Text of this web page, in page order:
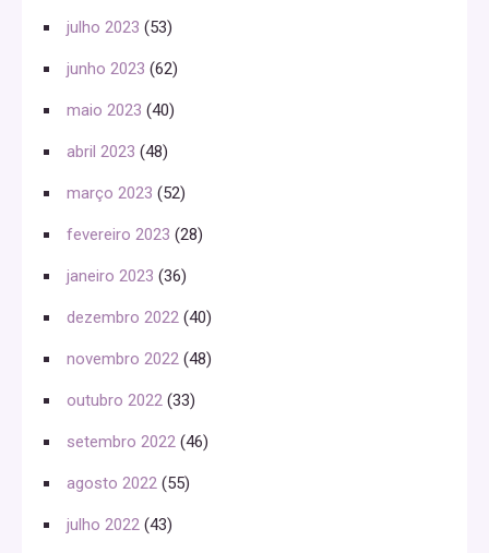
julho 2023 (53)
junho 2023 (62)
maio 2023 (40)
abril 2023 (48)
março 2023 (52)
fevereiro 2023 (28)
janeiro 2023 (36)
dezembro 2022 (40)
novembro 2022 (48)
outubro 2022 (33)
setembro 2022 (46)
agosto 2022 (55)
julho 2022 (43)